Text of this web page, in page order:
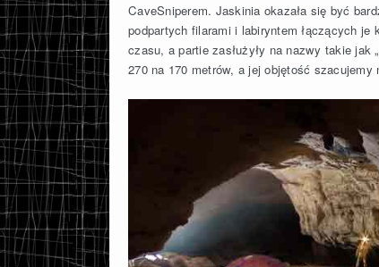
CaveSniperem. Jaskinia okazała się być
podpartych filarami i labiryntem łączących
czasu, a partie zasłużyły na nazwy takie jak
270 na 170 metrów, a jej objętość